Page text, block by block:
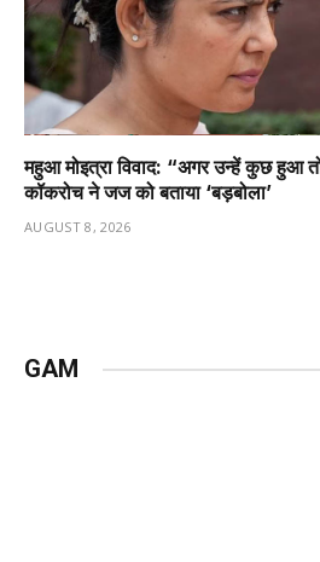
महुआ मोइत्रा विवाद: “अगर उन्हें कुछ हुआ तो
कॉकरोच ने जज को बताया ‘बड़बोला’
AUGUST 8, 2026
GAM